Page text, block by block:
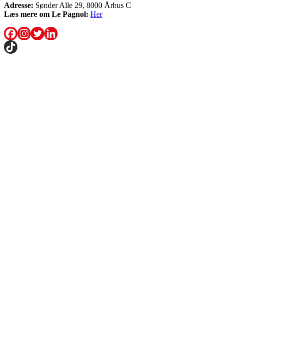
Adresse: Sønder Alle 29, 8000 Århus C
Læs mere om Le Pagnol: Her